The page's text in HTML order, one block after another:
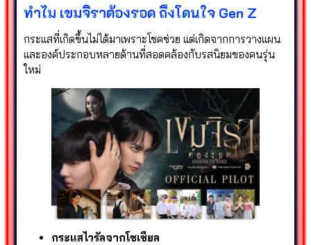
ทำไม เขมจิราต้องรอด ถึงโดนใจ Gen Z
กระแสที่เกิดขึ้นไม่ได้มาเพราะโชคช่วย แต่เกิดจากการวางแผน
และองค์ประกอบหลายด้านที่สอดคล้องกับรสนิยมของคนรุ่น
ใหม่
กระแสไวรัลจากโซเชียล